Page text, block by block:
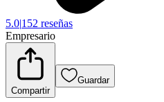
5.0|152 reseñas
Empresario
Compartir
Guardar